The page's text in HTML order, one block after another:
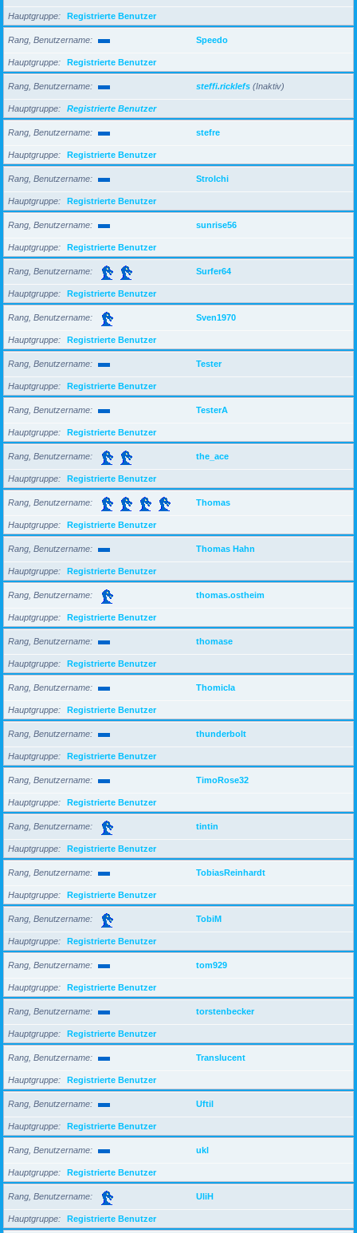
Hauptgruppe Registrierte Benutzer
Rang, Benutzername Speedo
Hauptgruppe Registrierte Benutzer
Rang, Benutzername steffi.ricklefs (Inaktiv)
Hauptgruppe Registrierte Benutzer
Rang, Benutzername stefre
Hauptgruppe Registrierte Benutzer
Rang, Benutzername Strolchi
Hauptgruppe Registrierte Benutzer
Rang, Benutzername sunrise56
Hauptgruppe Registrierte Benutzer
Rang, Benutzername Surfer64
Hauptgruppe Registrierte Benutzer
Rang, Benutzername Sven1970
Hauptgruppe Registrierte Benutzer
Rang, Benutzername Tester
Hauptgruppe Registrierte Benutzer
Rang, Benutzername TesterA
Hauptgruppe Registrierte Benutzer
Rang, Benutzername the_ace
Hauptgruppe Registrierte Benutzer
Rang, Benutzername Thomas
Hauptgruppe Registrierte Benutzer
Rang, Benutzername Thomas Hahn
Hauptgruppe Registrierte Benutzer
Rang, Benutzername thomas.ostheim
Hauptgruppe Registrierte Benutzer
Rang, Benutzername thomase
Hauptgruppe Registrierte Benutzer
Rang, Benutzername Thomicla
Hauptgruppe Registrierte Benutzer
Rang, Benutzername thunderbolt
Hauptgruppe Registrierte Benutzer
Rang, Benutzername TimoRose32
Hauptgruppe Registrierte Benutzer
Rang, Benutzername tintin
Hauptgruppe Registrierte Benutzer
Rang, Benutzername TobiasReinhardt
Hauptgruppe Registrierte Benutzer
Rang, Benutzername TobiM
Hauptgruppe Registrierte Benutzer
Rang, Benutzername tom929
Hauptgruppe Registrierte Benutzer
Rang, Benutzername torstenbecker
Hauptgruppe Registrierte Benutzer
Rang, Benutzername Translucent
Hauptgruppe Registrierte Benutzer
Rang, Benutzername Uftil
Hauptgruppe Registrierte Benutzer
Rang, Benutzername ukl
Hauptgruppe Registrierte Benutzer
Rang, Benutzername UliH
Hauptgruppe Registrierte Benutzer